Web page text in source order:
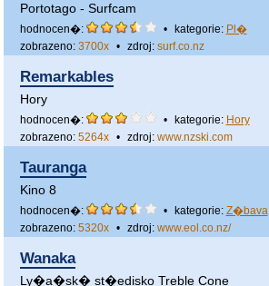
Portotago - Surfcam
hodnocen�: • kategorie: Pl�
zobrazeno: 3700x • zdroj: surf.co.nz
Remarkables
Hory
hodnocen�: • kategorie: Hory
zobrazeno: 5264x • zdroj: www.nzski.com
Tauranga
Kino 8
hodnocen�: • kategorie: Z�bava
zobrazeno: 5320x • zdroj: www.eol.co.nz/
Wanaka
Ly�a�sk� st�edisko Treble Cone